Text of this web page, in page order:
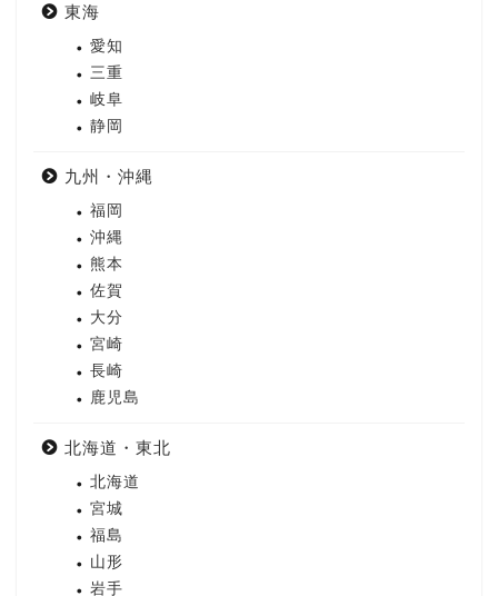
東海
愛知
三重
岐阜
静岡
九州・沖縄
福岡
沖縄
熊本
佐賀
大分
宮崎
長崎
鹿児島
北海道・東北
北海道
宮城
福島
山形
岩手